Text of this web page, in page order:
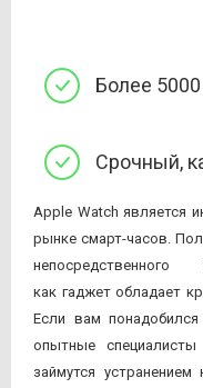
Более
Срочный,
Apple Watch является
рынке смарт-часов.
как гаджет обладает
Если вам
опытные
займутся